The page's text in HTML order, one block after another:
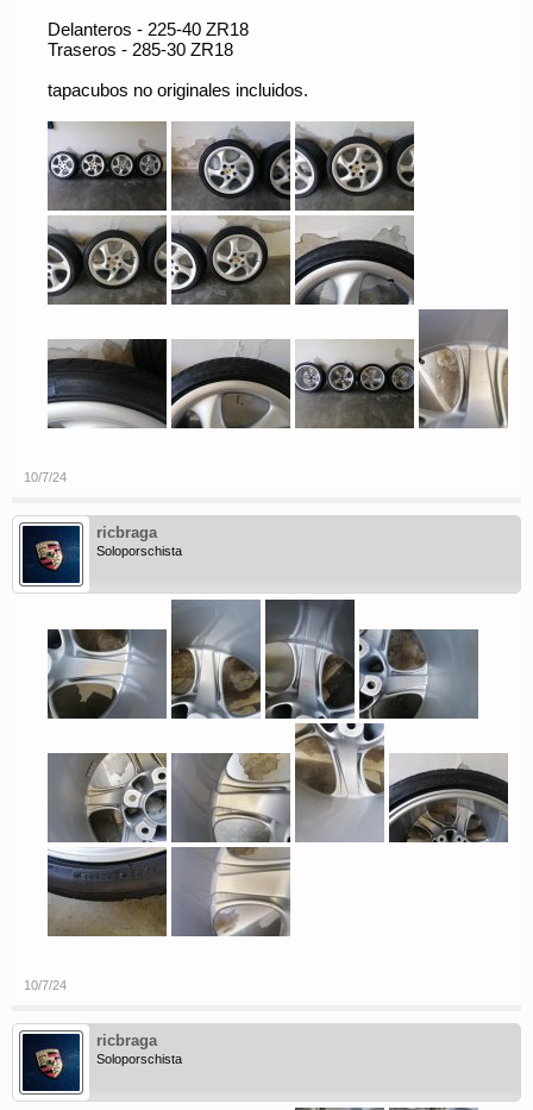
Delanteros - 225-40 ZR18
Traseros - 285-30 ZR18
tapacubos no originales incluidos.
10/7/24
ricbraga
Soloporschista
10/7/24
ricbraga
Soloporschista